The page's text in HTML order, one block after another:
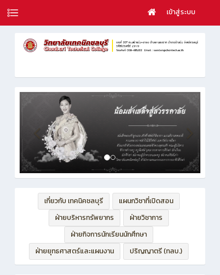
เข้าสู่ระบบ
เกี่ยวกับ เทคนิคชลบุรี
แผนกวิชาที่เปิดสอน
ฝ่ายบริหารทรัพยากร
ฝ่ายวิชาการ
ฝ่ายกิจการนักเรียนนักศึกษา
ฝ่ายยุทธศาสตร์และแผนงาน
ปริญญาตรี (ทลบ.)